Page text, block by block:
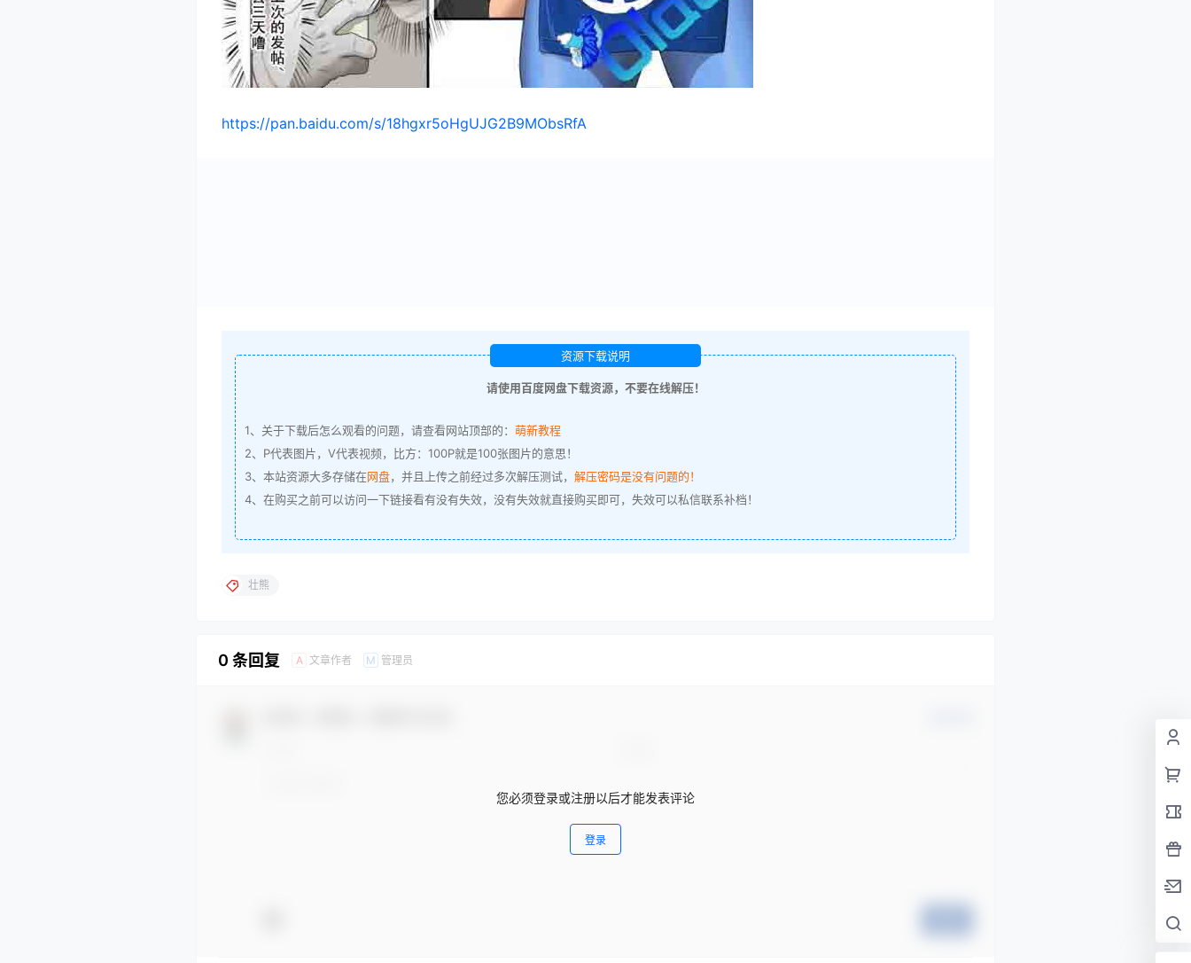
https://pan.baidu.com/s/18hgxr5oHgUJG2B9MObsRfA
资源下载说明
请使用百度网盘下载资源，不要在线解压！
1、关于下载后怎么观看的问题，请查看网站顶部的： 萌新教程
2、P代表图片，V代表视频，比方：100P就是100张图片的意思！
3、本站资源大多存储在网盘，并且上传之前经过多次解压测试， 解压密码是没有问题的！
4、在购买之前可以访问一下链接看有没有失效，没有失效就直接购买即可，失效可以私信联系补档！
壮熊
0 条回复 A 文章作者 M 管理员
您必须登录或注册以后才能发表评论
登录